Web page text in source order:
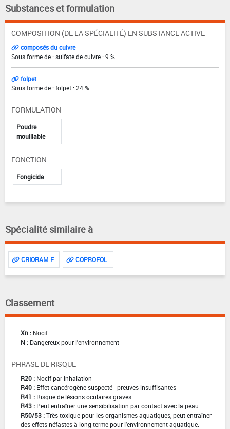
Substances et formulation
COMPOSITION (DE LA SPÉCIALITÉ) EN SUBSTANCE ACTIVE
composés du cuivre
Sous forme de : sulfate de cuivre : 9 %
folpet
Sous forme de : folpet : 24 %
FORMULATION
Poudre
mouillable
FONCTION
Fongicide
Spécialité similaire à
CRIORAM F COPROFOL
Classement
Xn : Nocif
N : Dangereux pour l'environnement
PHRASE DE RISQUE
R20 : Nocif par inhalation
R40 : Effet cancérogène suspecté - preuves insuffisantes
R41 : Risque de lésions oculaires graves
R43 : Peut entraîner une sensibilisation par contact avec la peau
R50/53 :Très toxique pour les organismes aquatiques, peut entraîner
des effets néfastes à long terme pour l'environnement aquatique.